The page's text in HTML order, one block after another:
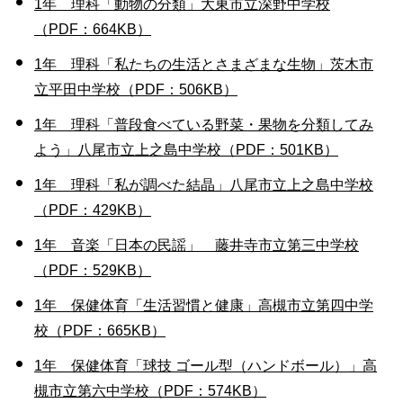
1年 理科「動物の分類」大東市立深野中学校
（PDF：664KB）
1年 理科「私たちの生活とさまざまな生物」茨木市
立平田中学校（PDF：506KB）
1年 理科「普段食べている野菜・果物を分類してみ
よう」八尾市立上之島中学校（PDF：501KB）
1年 理科「私が調べた結晶」八尾市立上之島中学校
（PDF：429KB）
1年 音楽「日本の民謡」 藤井寺市立第三中学校
（PDF：529KB）
1年 保健体育「生活習慣と健康」高槻市立第四中学
校（PDF：665KB）
1年 保健体育「球技 ゴール型（ハンドボール）」高
槻市立第六中学校（PDF：574KB）